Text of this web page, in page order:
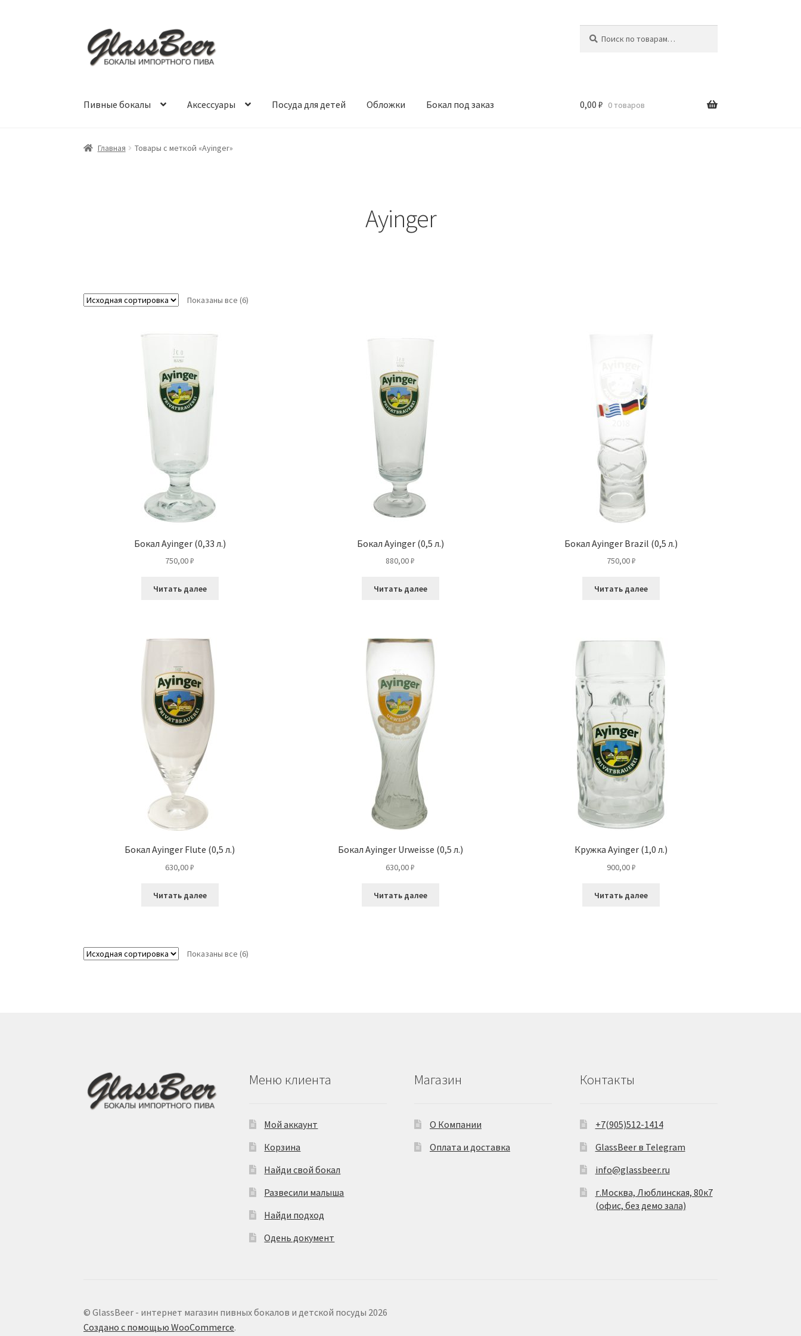
Перейти
к
навигации
Перейти
к
содержимому
Пивные бокалы Аксессуары Посуда для детей Обложки Бокал под заказ 0,00 ₽ 0 товаров
Главная Товары с меткой «Ayinger»
Ayinger
Показаны все (6)
Бокал Ayinger (0,33 л.)
750,00₽
Читать далее
Бокал Ayinger (0,5 л.)
880,00₽
Читать далее
Бокал Ayinger Brazil (0,5 л.)
750,00₽
Читать далее
Бокал Ayinger Flute (0,5 л.)
630,00₽
Читать далее
Бокал Ayinger Urweisse (0,5 л.)
630,00₽
Читать далее
Кружка Ayinger (1,0 л.)
900,00₽
Читать далее
Показаны все (6)
Меню клиента
Мой аккаунт
Корзина
Найди свой бокал
Развесили малыша
Найди подход
Одень документ
Магазин
О Компании
Оплата и доставка
Контакты
+7(905)512-1414
GlassBeer в Telegram
info@glassbeer.ru
г.Москва, Люблинская, 80к7
(офис, без демо зала)
© GlassBeer - интернет магазин пивных бокалов и детской посуды 2026
Создано с помощью WooCommerce.